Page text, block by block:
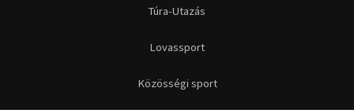
Túra-Utazás
Lovassport
Közösségi sport